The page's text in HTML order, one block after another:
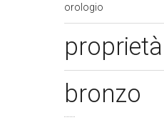
orologio
bronzo